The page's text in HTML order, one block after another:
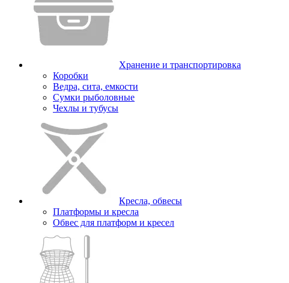
Хранение и транспортировка
Коробки
Ведра, сита, емкости
Сумки рыболовные
Чехлы и тубусы
Кресла, обвесы
Платформы и кресла
Обвес для платформ и кресел